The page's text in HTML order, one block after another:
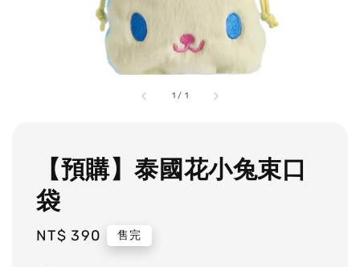
1 / 1
【預購】泰國花小兔束口
袋
Regular
NT$ 390 售完